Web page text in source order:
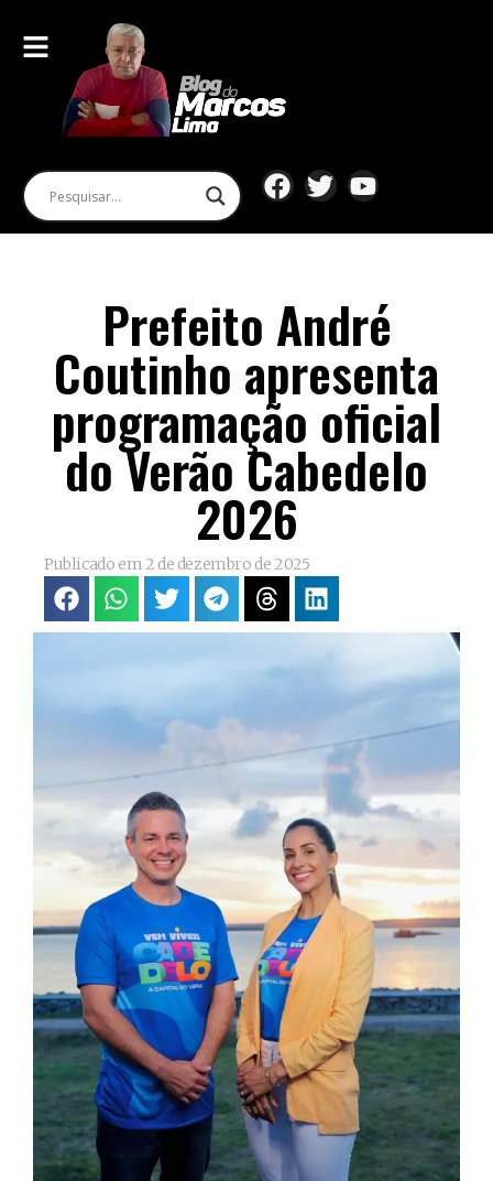
Prefeito André
Coutinho apresenta
programação oficial
do Verão Cabedelo
2026
Publicado em2 de dezembro de 2025